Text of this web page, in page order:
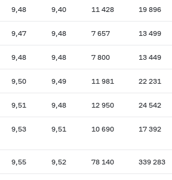
9,48 9,40 11 428 19 896
9,47 9,48 7 657 13 499
9,48 9,48 7 800 13 449
9,50 9,49 11 981 22 231
9,51 9,48 12 950 24 542
9,53 9,51 10 690 17 392
9,55 9,52 78 140 339 283